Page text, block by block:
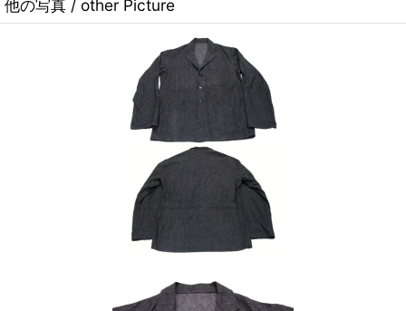
他の写真 / other Picture